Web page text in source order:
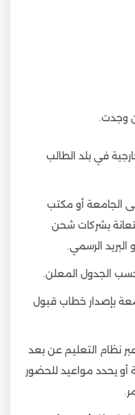
وجدت.
في بلد الطالب
الجامعة أو مكتب
بشركات شحن
الجدول المعلن.
بإصدار خطاب قبول
نظام التعليم عن بعد
أو يحدد مواعيد للحضور